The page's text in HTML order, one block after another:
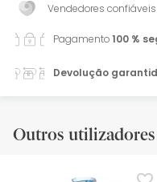
Vendedores confiáveis
Pagamento100 %
Devolução
Outros